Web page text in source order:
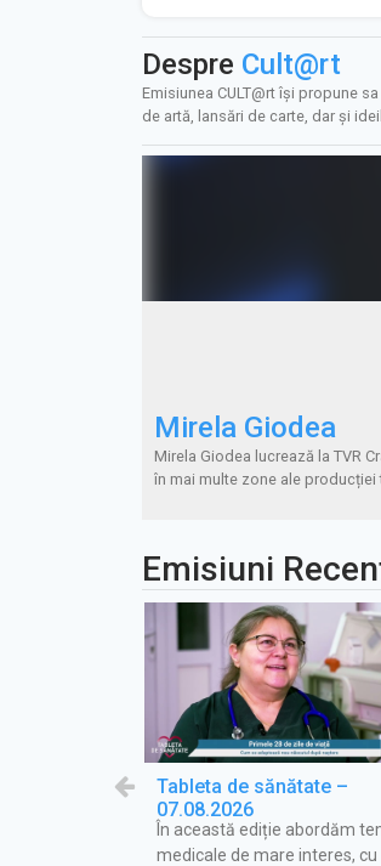
Despre Cult@rt
Emisiunea CULT@rt își propune
de artă, lansări de carte, dar şi
Mirela Giodea
Mirela Giodea lucrează la TVR
în mai multe zone ale producției
Emisiuni
Tableta de sănătate –
07.08.2026
În această ediție abordăm
medicale de mare interes, cu